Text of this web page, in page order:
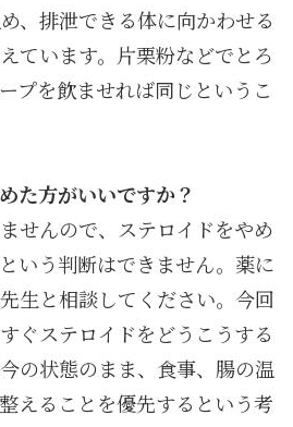
、排泄できる体に向かわせる
ています。片栗粉などでとろ
プを飲ませれば同じというこ
た方がいいですか？
せんので、ステロイドをやめ
いう判断はできません。薬に
生と相談してください。今回
ぐステロイドをどうこうする
の状態のまま、食事、腸の温
えることを優先するという考